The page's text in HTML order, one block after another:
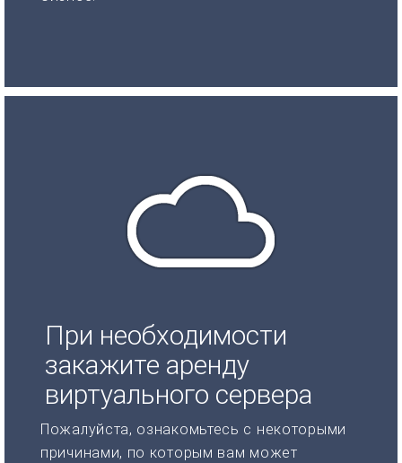
При необходимости
закажите аренду
виртуального сервера
Пожалуйста, ознакомьтесь с некоторыми
причинами, по которым вам может